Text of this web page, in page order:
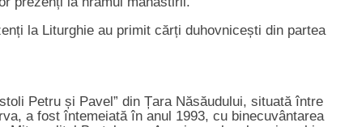
la Liturghie au primit cărți duhovnicești din partea
Petru și Pavel” din Țara Năsăudului, situată între
a fost întemeiată în anul 1993, cu binecuvântarea